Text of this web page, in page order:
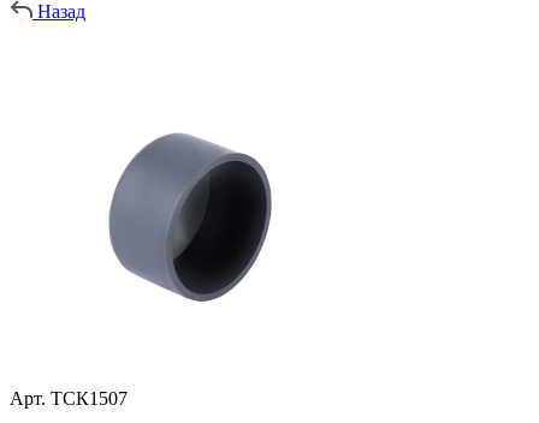
Назад
Арт. ТСК1507